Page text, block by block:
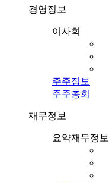
경영정보
이사회
주주정보
주주총회
재무정보
요약재무정보